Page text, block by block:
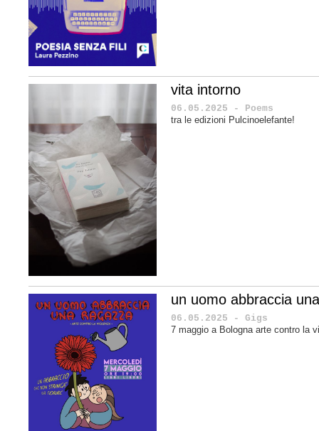
vita intorno
06.05.2025 - Poems
tra le edizioni Pulcinoelefante!
un uomo abbraccia
06.05.2025 - Gigs
7 maggio a Bologna arte contro la